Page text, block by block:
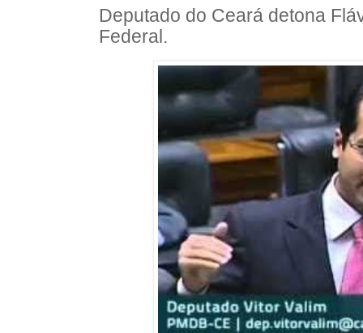
Deputado do Ceará detona
Federal.